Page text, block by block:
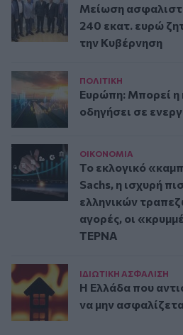
Μείωση
240 εκατ. ευρώ
την Κυβέρνηση
ΠΟΛΙΤΙΚΗ
Ευρώπη: Μπορεί η
οδηγήσει σε
ΟΙΚΟΝΟΜΙΑ
Το εκλογικό
Sachs, η ισχυρή
ελληνικών
αγορές, οι
ΤΕΡΝΑ
ΙΔΙΩΤΙΚΗ ΑΣΦAΛΙΣΗ
Η Ελλάδα που
να μην